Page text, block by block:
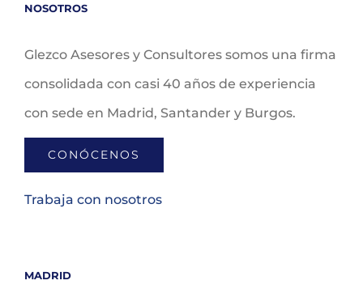
NOSOTROS
Glezco Asesores y Consultores somos una firma
consolidada con casi 40 años de experiencia
con sede en Madrid, Santander y Burgos.
CONÓCENOS
Trabaja con nosotros
MADRID